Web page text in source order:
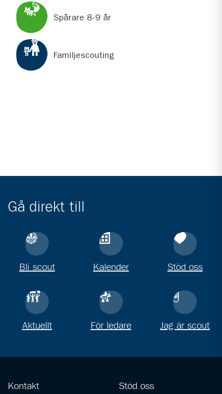
Spårare 8-9 år
Familjescouting
Gå direkt till
Bli scout Kalender Stöd oss
Aktuellt För ledare Jag är scout
Kontakt Stöd oss